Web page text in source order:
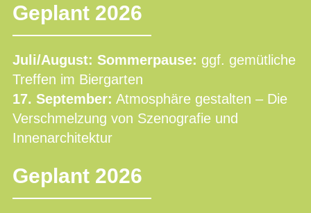
Geplant 2026
Juli/August: Sommerpause: ggf. gemütliche
Treffen im Biergarten
17. September: Atmosphäre gestalten – Die
Verschmelzung von Szenografie und
Innenarchitektur
Geplant 2026